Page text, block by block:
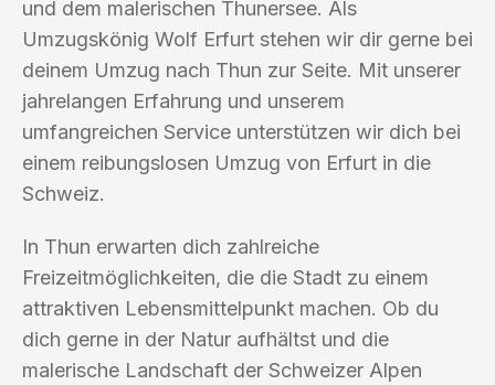
und dem malerischen Thunersee. Als
Umzugskönig Wolf Erfurt stehen wir dir gerne bei
deinem Umzug nach Thun zur Seite. Mit unserer
jahrelangen Erfahrung und unserem
umfangreichen Service unterstützen wir dich bei
einem reibungslosen Umzug von Erfurt in die
Schweiz.
In Thun erwarten dich zahlreiche
Freizeitmöglichkeiten, die die Stadt zu einem
attraktiven Lebensmittelpunkt machen. Ob du
dich gerne in der Natur aufhältst und die
malerische Landschaft der Schweizer Alpen